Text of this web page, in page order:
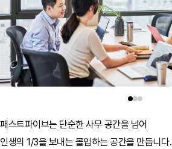
패스트파이브는 단순한 사무 공간을 넘어
인생의 1/3을 보내는 몰입하는 공간을 만듭니다.